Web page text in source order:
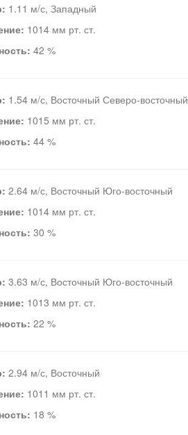
1.11 м/с, Западный
1014 мм рт. ст.
42 %
1.54 м/с, Восточный Северо-восточный
1015 мм рт. ст.
44 %
2.64 м/с, Восточный Юго-восточный
1014 мм рт. ст.
30 %
3.63 м/с, Восточный Юго-восточный
1013 мм рт. ст.
22 %
2.94 м/с, Восточный
1011 мм рт. ст.
18 %